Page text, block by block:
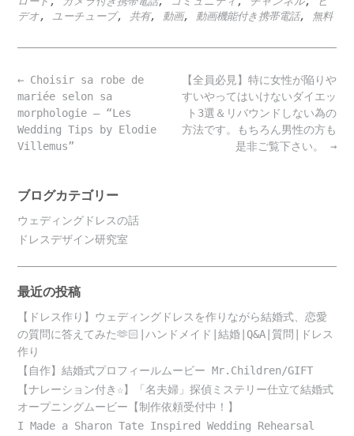
デオ, ユーチューブ, 共有, 動画, 動画機能付き携帯電話, 無料
Post
navigation
【全員必見】特に女性が陥りや
すいやってはいけないダイエッ
ト3選＆リバウンドしない為の
方法です。もちろん男性の方も
是非ご覧下さい。 →
← Choisir sa robe de
mariée selon sa
morphologie – “Les
Wedding Tips by Elodie
Villemus”
ブログカテゴリー
ウェディングドレスの話
ドレスデザイン研究室
最近の投稿
【ドレス作り】ウェディングドレスを作りながら結婚式、恋愛
の質問に答えてみた🫶🏻|ハンドメイド|結婚|Q&A|質問|ドレス
作り
【自作】結婚式プロフィールムービー Mr.Children/GIFT
【ナレーション付き☆】「名夫婦」探偵ミステリー仕立て結婚式
オープニングムービー【制作依頼受付中！】
I Made a Sharon Tate Inspired Wedding Rehearsal